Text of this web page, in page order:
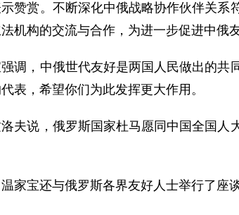
赞赏。不断深化中俄战略协作伙伴关
机构的交流与合作，为进一步促进中俄
，中俄世代友好是两国人民做出的共
表，希望你们为此发挥更大作用。
说，俄罗斯国家杜马愿同中国全国人
宝还与俄罗斯各界友好人士举行了座谈